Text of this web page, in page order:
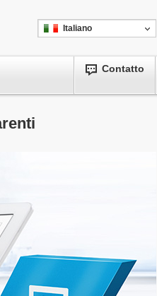
Italiano
Contatto